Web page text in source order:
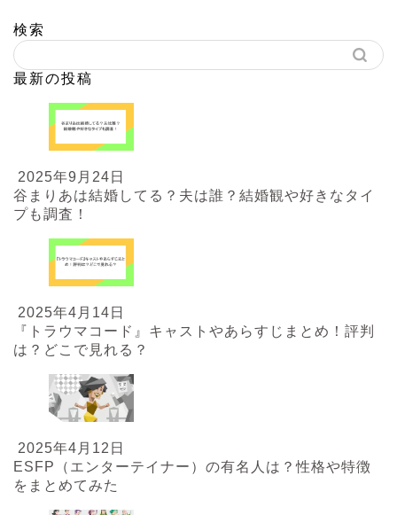
検索
最新の投稿
2025年9月24日
谷まりあは結婚してる？夫は誰？結婚観や好きなタイ
プも調査！
2025年4月14日
『トラウマコード』キャストやあらすじまとめ！評判
は？どこで見れる？
2025年4月12日
ESFP（エンターテイナー）の有名人は？性格や特徴
をまとめてみた